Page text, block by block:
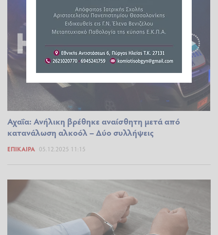
Αχαΐα: Ανήλικη βρέθηκε αναίσθητη μετά από
κατανάλωση αλκοόλ – Δύο συλλήψεις
ΕΠΊΚΑΙΡΑ 05.12.2025 11:15